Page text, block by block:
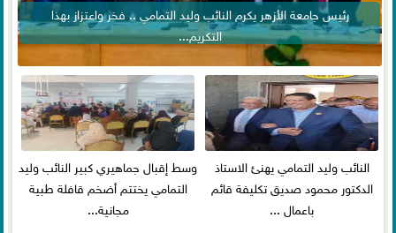
رئيس جامعة الأزهر يكرم النائب وليد التمامي .. فخر واعتزاز بهذا
التكريم...
النائب وليد التمامي يهنئ الاستاذ
الدكتور محمود صديق تكليفة قائم
باعمال ...
وسط إقبال جماهيري كبير النائب وليد
التمامي يختتم أضخم قافلة طبية
مجانية...